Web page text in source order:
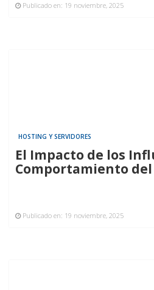
Publicado en: 19 noviembre, 2025
HOSTING Y SERVIDORES
El Impacto de los
Comportamiento
Publicado en: 19 noviembre, 2025